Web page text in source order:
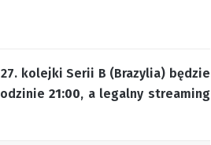
kolejki Serii B (Brazylia) będzie
21:00, a legalny streaming